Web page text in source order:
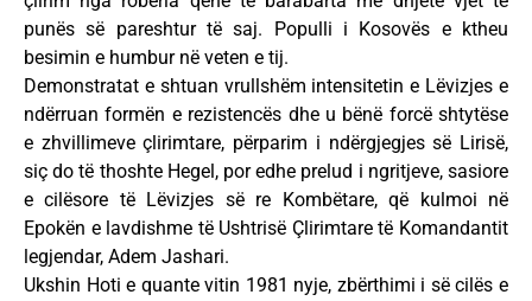
punës së pareshtur të saj. Populli i Kosovës e ktheu
besimin e humbur në veten e tij.
Demonstratat e shtuan vrullshëm intensitetin e Lëvizjes e
ndërruan formën e rezistencës dhe u bënë forcë shtytëse
e zhvillimeve çlirimtare, përparim i ndërgjegjes së Lirisë,
siç do të thoshte Hegel, por edhe prelud i ngritjeve, sasiore
e cilësore të Lëvizjes së re Kombëtare, që kulmoi në
Epokën e lavdishme të Ushtrisë Çlirimtare të Komandantit
legjendar, Adem Jashari.
Ukshin Hoti e quante vitin 1981 nyje, zbërthimi i së cilës e